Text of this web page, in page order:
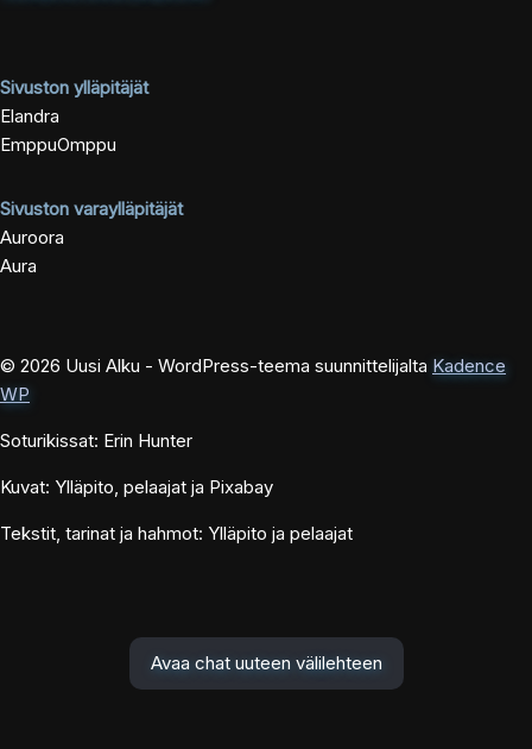
Sivuston ylläpitäjät
Elandra
EmppuOmppu
Sivuston varaylläpitäjät
Auroora
Aura
© 2026 Uusi Alku - WordPress-teema suunnittelijalta Kadence
WP
Soturikissat: Erin Hunter
Kuvat: Ylläpito, pelaajat ja Pixabay
Tekstit, tarinat ja hahmot: Ylläpito ja pelaajat
Avaa chat uuteen välilehteen